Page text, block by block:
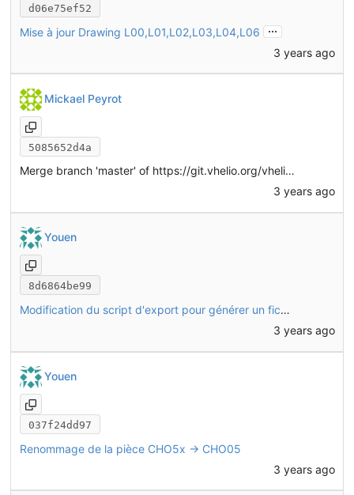
d06e75ef52
Mise à jour Drawing L00,L01,L02,L03,L04,L06
...
3 years ago
Mickael Peyrot
5085652d4a
Merge branch 'master' of https://git.vhelio.org/vhelio/vheliotech-freecad
3 years ago
Youen
8d6864be99
Modification du script d'export pour générer un fichier STEP pour chaque configuration (basique, motorisée, etc.)
3 years ago
Youen
037f24dd97
Renommage de la pièce CHO5x -> CHO05
3 years ago